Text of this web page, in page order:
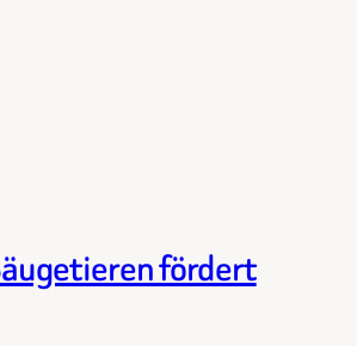
fördert